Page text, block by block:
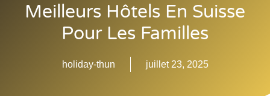
Meilleurs Hôtels En Suisse
Pour Les Familles
holiday-thun juillet 23, 2025